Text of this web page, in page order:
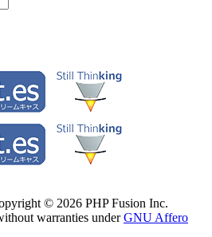
© 2026 PHP Fusion Inc.
warranties underGNU Affero